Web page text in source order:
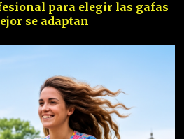
para elegir las gafas
se adaptan